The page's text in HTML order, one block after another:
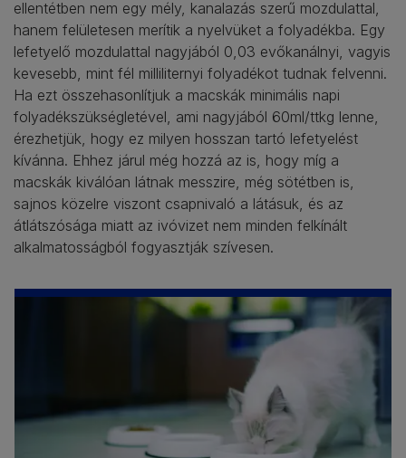
ellentétben nem egy mély, kanalazás szerű mozdulattal,
hanem felületesen merítik a nyelvüket a folyadékba. Egy
lefetyelő mozdulattal nagyjából 0,03 evőkanálnyi, vagyis
kevesebb, mint fél milliliternyi folyadékot tudnak felvenni.
Ha ezt összehasonlítjuk a macskák minimális napi
folyadékszükségletével, ami nagyjából 60ml/ttkg lenne,
érezhetjük, hogy ez milyen hosszan tartó lefetyelést
kívánna. Ehhez járul még hozzá az is, hogy míg a
macskák kiválóan látnak messzire, még sötétben is,
sajnos közelre viszont csapnivaló a látásuk, és az
átlátszósága miatt az ivóvizet nem minden felkínált
alkalmatosságból fogyasztják szívesen.